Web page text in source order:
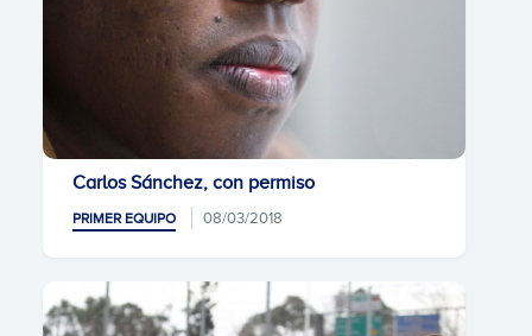
Carlos Sánchez, con permiso
PRIMER EQUIPO 08/03/2018